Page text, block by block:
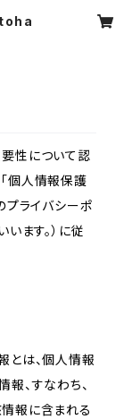
性について認
個人情報保護
プライバシーポ
います。）に従
とは、個人情報
、すなわち、
報に含まれる